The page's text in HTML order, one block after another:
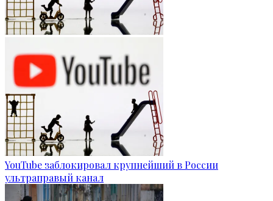
YouTube заблокировал крупнейший в России
ультраправый канал